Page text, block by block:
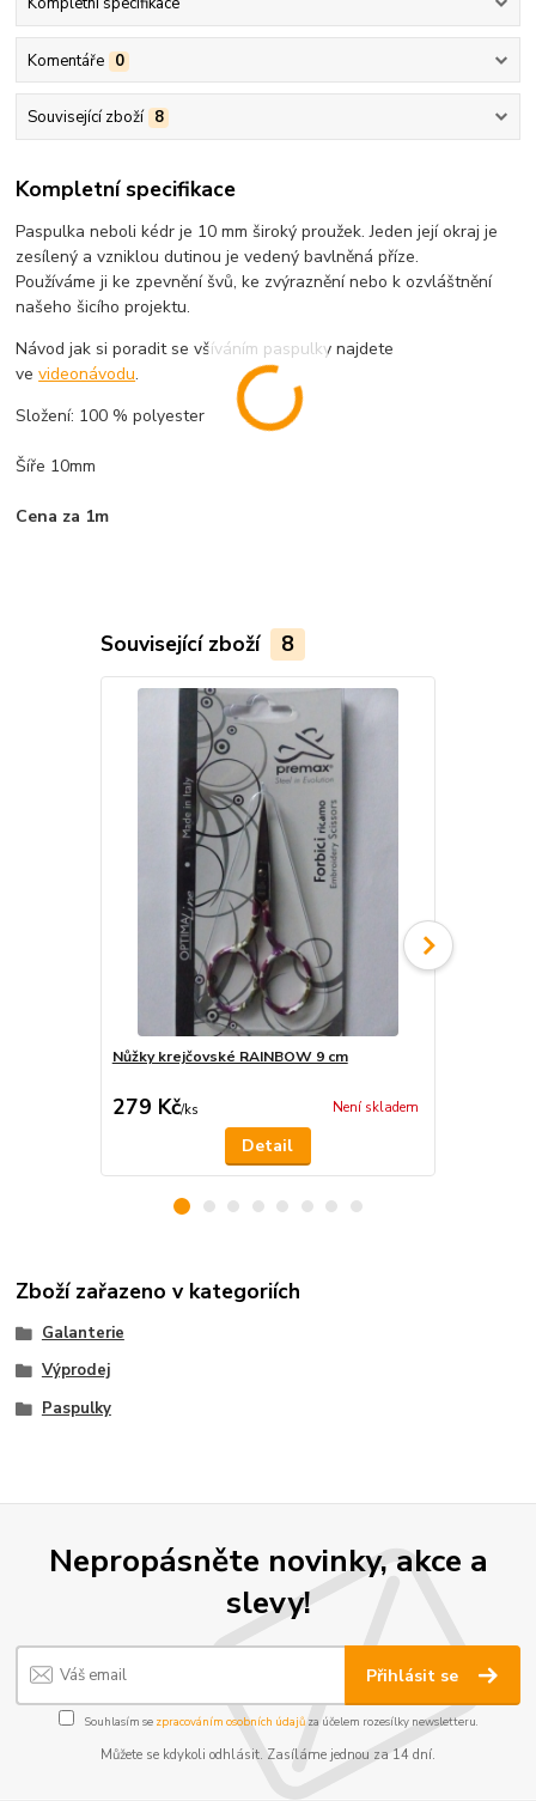
Komentáře 0
Související zboží 8
Kompletní specifikace
Paspulka neboli kédr je 10 mm široký proužek. Jeden její okraj je
zesílený a vzniklou dutinou je vedený bavlněná příze.
Používáme ji ke zpevnění švů, ke zvýraznění nebo k ozvláštnění
našeho šicího projektu.
Návod jak si poradit se všíváním paspulky najdete
vevideonávodu.
Složení: 100 % polyester
Šíře 10mm
Cena za 1m
Související zboží 8
Nůžky krejčovské RAINBOW 9 cm
279 Kč/ks Není skladem
Detail
Zboží zařazeno v kategoriích
Galanterie
Výprodej
Paspulky
Nepropásněte novinky, akce a
slevy!
Přihlásit se
Souhlasím se zpracováním osobních údajůza účelem rozesílky newsletteru.
Můžete se kdykoli odhlásit. Zasíláme jednou za 14 dní.